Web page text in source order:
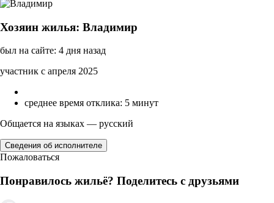
Хозяин жилья: Владимир
был на сайте: 4 дня назад
участник с апреля 2025
среднее время отклика: 5 минут
Общается на языках — русский
Сведения об исполнителе
Пожаловаться
Понравилось жильё? Поделитесь с друзьями